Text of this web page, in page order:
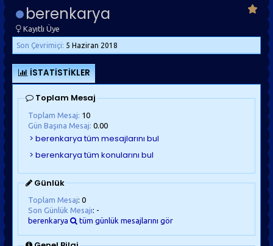
berenkarya
Kayıtlı Üye
Son Çevrimiçi: 5 Haziran 2018
İSTATISTIKLER
Toplam Mesaj
Toplam Mesaj: 10
Gün Başına Mesaj: 0.00
Günlük
Toplam Mesaj: 0
Son Günlük Mesajı : -
berenkarya
tüm günlük mesajlarını gör